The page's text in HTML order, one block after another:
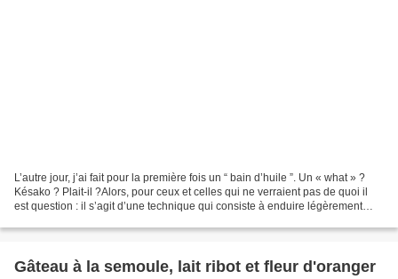
L’autre jour, j’ai fait pour la première fois un “ bain d’huile ”. Un « what » ?
Késako ? Plait-il ?Alors, pour ceux et celles qui ne verraient pas de quoi il
est question : il s’agit d’une technique qui consiste à enduire légèrement
Gâteau à la semoule, lait ribot et fleur d'oranger